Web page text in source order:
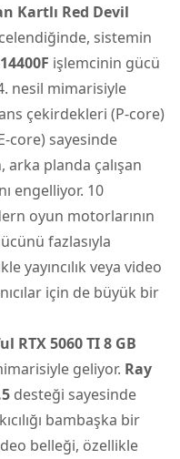
Kartlı Red Devil
sistemin
işlemcinin gücü
nesil mimarisiyle
çekirdekleri (P-core)
core) sayesinde
arka planda çalışan
engelliyor. 10
oyun motorlarının
fazlasıyla
yayıncılık veya video
için de büyük bir
RTX 5060 TI 8 GB
geliyor. Ray
desteği sayesinde
bambaşka bir
belleği, özellikle